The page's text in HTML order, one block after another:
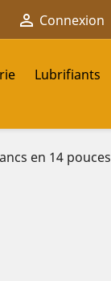
 Connexion
Lubrifiants
en 14 pouces